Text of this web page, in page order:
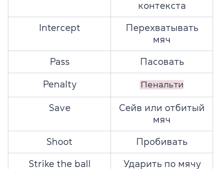
контекста
Intercept
Перехватывать
мяч
Pass Пасовать
Penalty Пенальти
Save
Сейв или отбитый
мяч
Shoot Пробивать
Strike the ball Ударить по мячу